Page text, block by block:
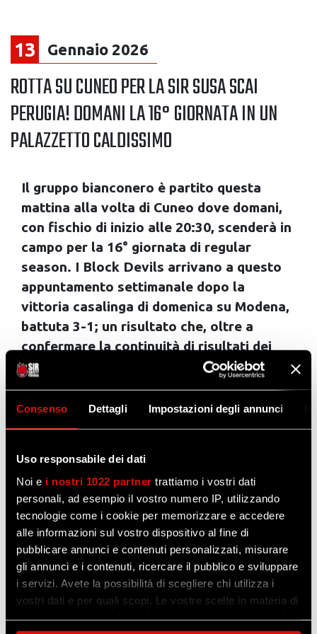
Consenso Dettagli Impostazioni degli annunci
Uso responsabile dei dati
Noi e i nostri 1022 partner trattiamo i vostri dati
personali, ad esempio il vostro numero IP, utilizzando
tecnologie come i cookie per memorizzare e accedere
alle informazioni sul vostro dispositivo al fine di
pubblicare annunci e contenuti personalizzati, misurare
gli annunci e i contenuti, ricercare il pubblico e sviluppare
i servizi. Avete la possibilità di scegliere chi utilizza i
vostri dati e per quali scopi. Le vostre scelte in materia di
privacy sono applicabili solo su questa proprietà digitale
13 Gennaio 2026
ROTTA SU CUNEO PER LA SIR SUSA SCAI
PERUGIA! DOMANI LA 16° GIORNATA IN UN
PALAZZETTO CALDISSIMO
Il gruppo bianconero è partito questa
mattina alla volta di Cuneo dove domani,
con fischio di inizio alle 20:30, scenderà in
campo per la 16° giornata di regular
season. I Block Devils arrivano a questo
appuntamento settimanale dopo la
vittoria casalinga di domenica su Modena,
battuta 3-1; un risultato che, oltre a
confermare la continuità di risultati dei
Campioni del Mondo per Club, ha
traghettato Perugia in vetta solitaria in
classifica, a 38 punti, scavalcando Trento,
battuta al tiebreak dalla Rana Verona che
coabitazione con l’Itas a 36 punti.
Lo staff bianconero ha programmato un
allenamento nel tardo pomeriggio di oggi
per i ragazzi, direttamente sul taraflex del
PalaSport per prendere confidenza con
l’impianto che domani sera ospiterà
l’incontro.